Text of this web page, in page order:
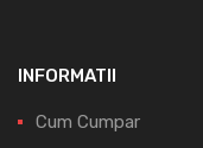
INFORMATII
Cum Cumpar